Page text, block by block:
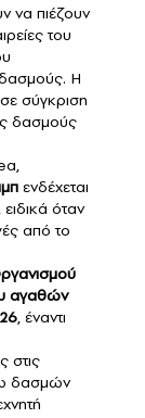
να πιέζουν
του
Η
σύγκριση
δασμούς
ενδέχεται
όταν
από το
αγαθών
, έναντι
στις
δασμών